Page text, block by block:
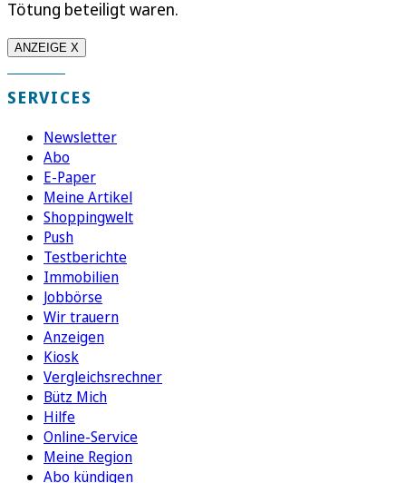
Tötung beteiligt waren.
ANZEIGE X
SERVICES
Newsletter
Abo
E-Paper
Meine Artikel
Shoppingwelt
Push
Testberichte
Immobilien
Jobbörse
Wir trauern
Anzeigen
Kiosk
Vergleichsrechner
Bütz Mich
Hilfe
Online-Service
Meine Region
Abo kündigen